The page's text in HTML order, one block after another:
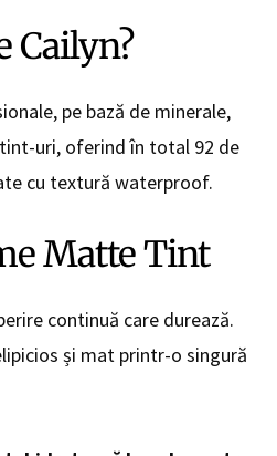
Cailyn?
pe bază de minerale,
uri, oferind în total 92 de
cu textură waterproof.
Matte Tint
continuă care durează.
și mat printr-o singură